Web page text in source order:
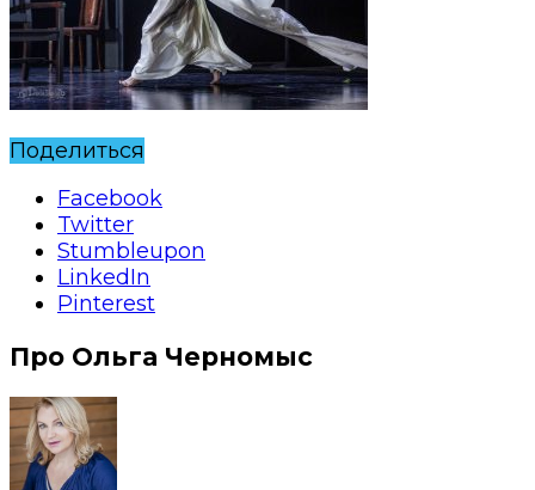
Поделиться
Facebook
Twitter
Stumbleupon
LinkedIn
Pinterest
Про Ольга Черномыс